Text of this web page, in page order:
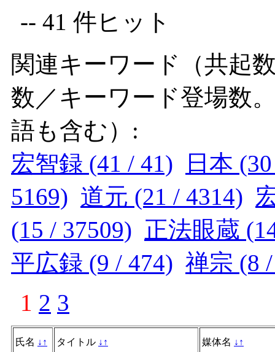
-- 41 件ヒット
関連キーワード（共起
数／キーワード登場数
語も含む）:
宏智録 (41 / 41)
日本
5169) 道元 (21 / 4314)
(15 / 37509) 正法眼蔵
平広録 (9 / 474) 禅宗 (8
1 2 3
氏名 ↓ ↑ タイトル ↓ ↑ 媒体名 ↓ ↑